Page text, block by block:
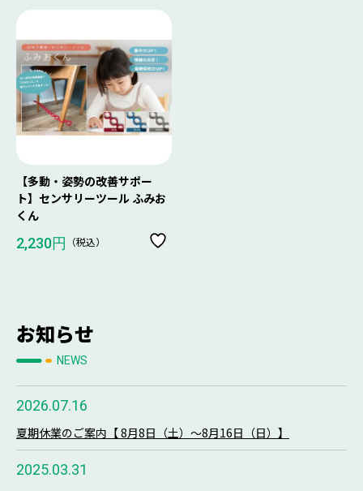
【多動・姿勢の改善サポー
ト】センサリーツール ふみお
くん
2,230円 （税込）
お知らせ
NEWS
2026.07.16
夏期休業のご案内【 8月8日（土）～8月16日（日）】
2025.03.31